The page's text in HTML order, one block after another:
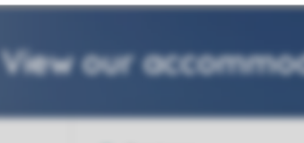
View our